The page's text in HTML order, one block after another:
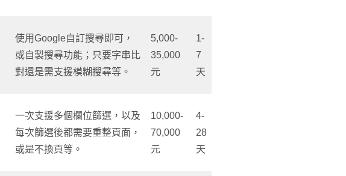
使用Google自訂搜尋即可，
或自製搜尋功能；只要字串比
對還是需支援模糊搜尋等。
5,000-
35,000
元
1-
7
天
一次支援多個欄位篩選，以及
每次篩選後都需要重整頁面，
或是不換頁等。
10,000-
70,000
元
4-
28
天